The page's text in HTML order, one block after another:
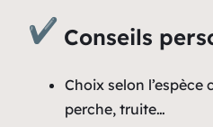
Conseils
Choix selon l’espèce
perche, truite…